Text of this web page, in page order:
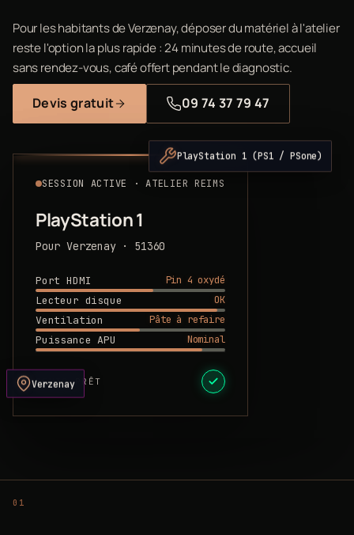
Pour les habitants de Verzenay, déposer du matériel à l'atelier
reste l'option la plus rapide : 24 minutes de route, accueil
sans rendez-vous, café offert pendant le diagnostic.
Devis gratuit 09 74 37 79 47
SESSION ACTIVE · ATELIER REIMS
PlayStation 1
Pour Verzenay · 51360
Port HDMI
Pin 4 oxydé
Lecteur disque
OK
Ventilation
Pâte à refaire
Puissance APU
Nominal
DEVIS PRÊT
PlayStation 1 (PS1 / PSone)
Verzenay